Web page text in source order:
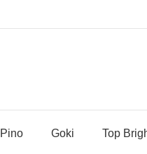
Pino Goki Top